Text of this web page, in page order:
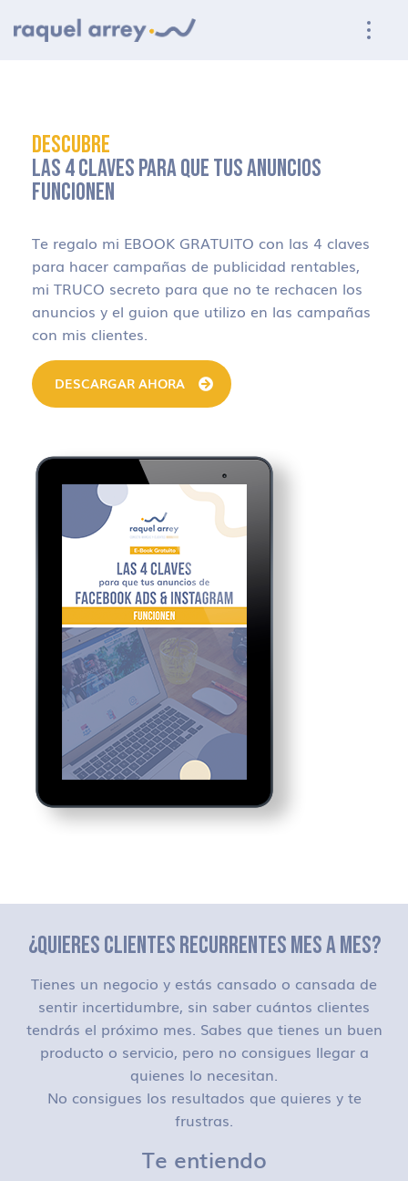
DESCUBRE
LAS 4 CLAVES PARA QUE TUS ANUNCIOS
FUNCIONEN
Te regalo mi EBOOK GRATUITO con las 4 claves
para hacer campañas de publicidad rentables,
mi TRUCO secreto para que no te rechacen los
anuncios y el guion que utilizo en las campañas
con mis clientes.
DESCARGAR AHORA
¿QUIERES CLIENTES RECURRENTES MES A MES?
Tienes un negocio y estás cansado o cansada de
sentir incertidumbre, sin saber cuántos clientes
tendrás el próximo mes. Sabes que tienes un buen
producto o servicio, pero no consigues llegar a
quienes lo necesitan.
No consigues los resultados que quieres y te
frustras.
Te entiendo